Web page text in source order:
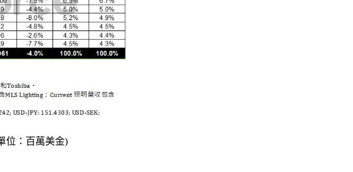
位：百萬美金)